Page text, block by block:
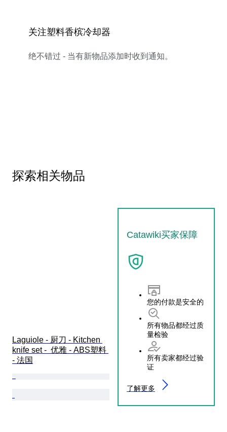
关注塑料香槟冷却器
绝不错过 - 当有新物品添加时收到通知。
探索相关物品
Catawiki买家保障
您的付款是安全的
所有物品都经过质
量检验
所有卖家都经过验
证
了解更多
Laguiole - 厨刀 - Kitchen
knife set -  优雅 - ABS塑料
- 法国